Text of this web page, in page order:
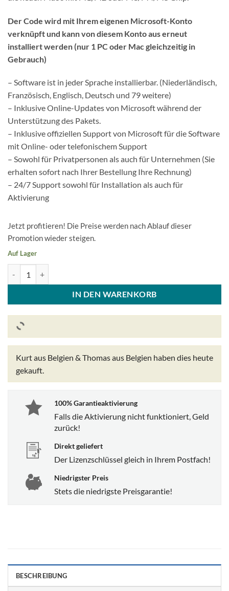
Der Code wird mit Ihrem eigenen Microsoft-Konto
verknüpft und kann von diesem Konto aus erneut
installiert werden (nur 1 PC oder Mac gleichzeitig in
Gebrauch)
– Software ist in jeder Sprache installierbar. (Niederländisch,
Französisch, Englisch, Deutsch und 79 weitere)
– Inklusive Online-Updates von Microsoft während der
Unterstützung des Pakets.
– Inklusive offiziellen Support von Microsoft für die Software
mit Online- oder telefonischem Support
– Sowohl für Privatpersonen als auch für Unternehmen (Sie
erhalten sofort nach Ihrer Bestellung Ihre Rechnung)
– 24/7 Support sowohl für Installation als auch für
Aktivierung
Jetzt profitieren! Die Preise werden nach Ablauf dieser
Promotion wieder steigen.
Auf Lager
IN DEN WARENKORB
Kurt aus Belgien & Thomas aus Belgien haben dies heute
gekauft.
100% Garantieaktivierung
Falls die Aktivierung nicht funktioniert, Geld
zurück!
Direkt geliefert
Der Lizenzschlüssel gleich in Ihrem Postfach!
Niedrigster Preis
Stets die niedrigste Preisgarantie!
BESCHREIBUNG